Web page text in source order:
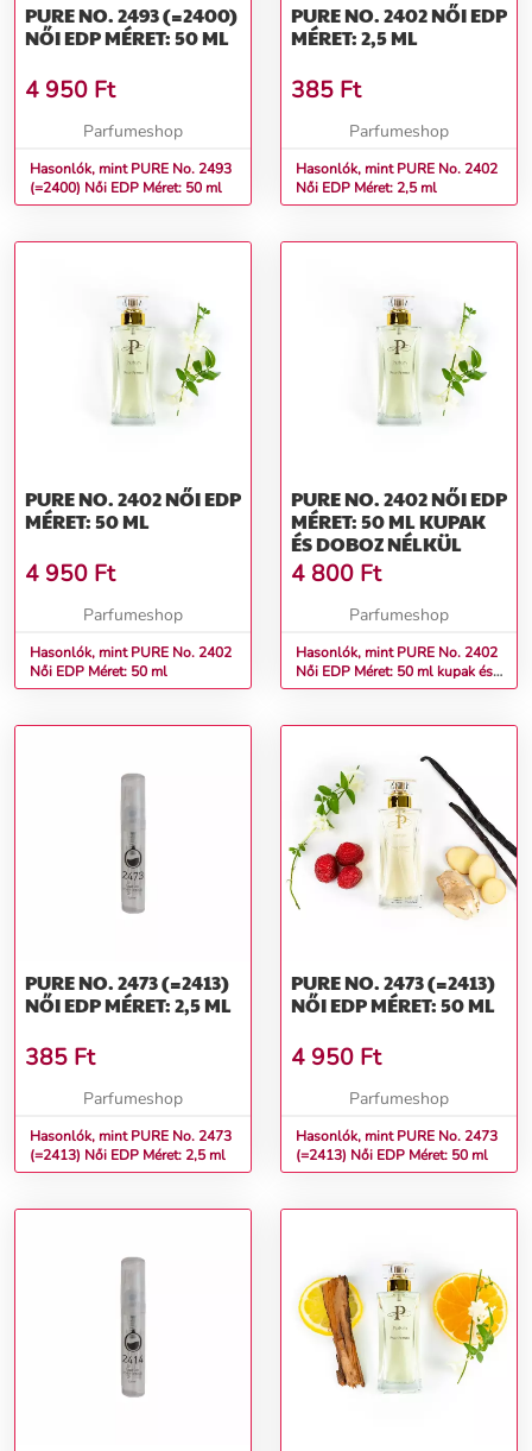
PURE NO. 2493 (=2400)
NŐI EDP MÉRET: 50 ML
4 950 Ft
Parfumeshop
Hasonlók, mint PURE No. 2493
(=2400) Női EDP Méret: 50 ml
PURE NO. 2402 NŐI EDP
MÉRET: 2,5 ML
385 Ft
Parfumeshop
Hasonlók, mint PURE No. 2402
Női EDP Méret: 2,5 ml
PURE NO. 2402 NŐI EDP
MÉRET: 50 ML
4 950 Ft
Parfumeshop
Hasonlók, mint PURE No. 2402
Női EDP Méret: 50 ml
PURE NO. 2402 NŐI EDP
MÉRET: 50 ML KUPAK
ÉS DOBOZ NÉLKÜL
4 800 Ft
Parfumeshop
Hasonlók, mint PURE No. 2402
Női EDP Méret: 50 ml kupak és
doboz nélkül
PURE NO. 2473 (=2413)
NŐI EDP MÉRET: 2,5 ML
385 Ft
Parfumeshop
Hasonlók, mint PURE No. 2473
(=2413) Női EDP Méret: 2,5 ml
PURE NO. 2473 (=2413)
NŐI EDP MÉRET: 50 ML
4 950 Ft
Parfumeshop
Hasonlók, mint PURE No. 2473
(=2413) Női EDP Méret: 50 ml